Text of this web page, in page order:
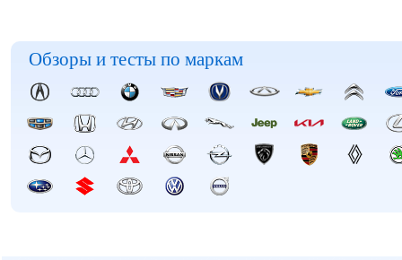
Обзоры и тесты по маркам